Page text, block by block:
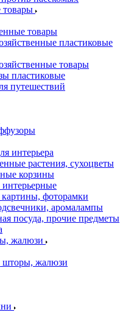
товары
товары
пластиковые
товары
пластиковые
путешествий
интерьера
растения, сухоцветы
корзины
фоторамки
аромалампы
посуда, прочие предметы
жалюзи
шторы, жалюзи